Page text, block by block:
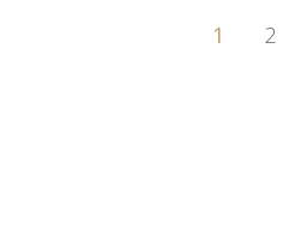
1 2